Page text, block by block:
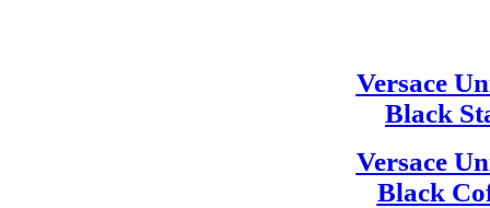
Versace
Black
Versace
Black